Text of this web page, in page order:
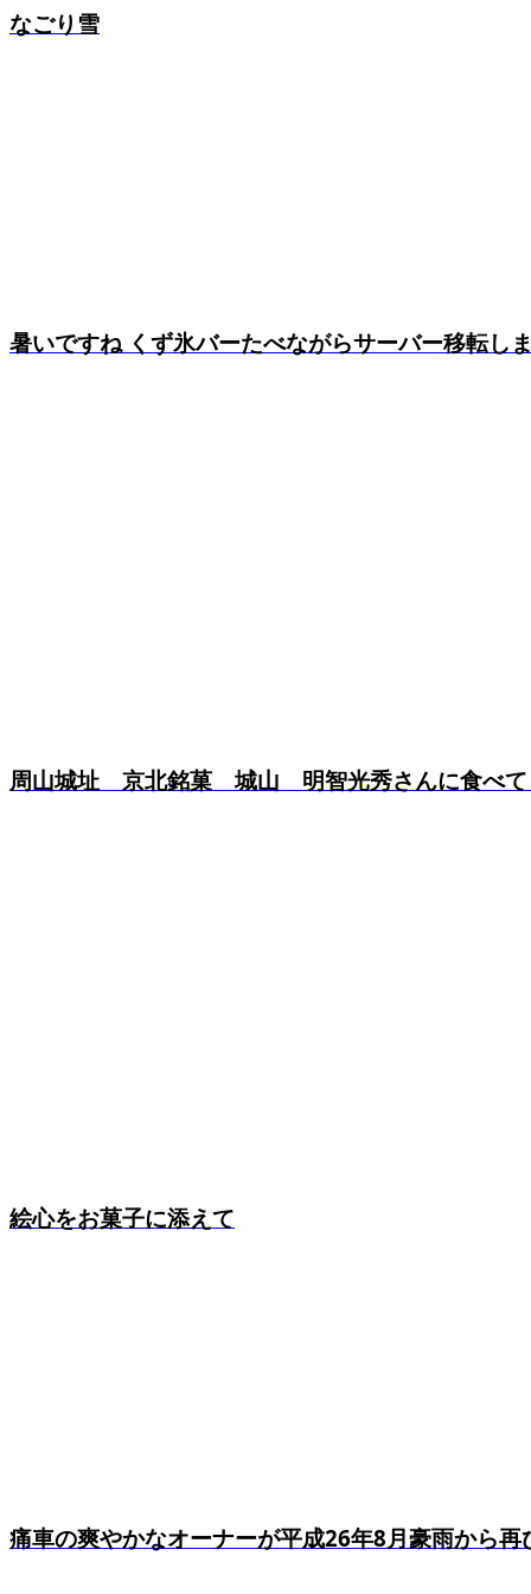
なごり雪
暑いですね くず氷バーたべながらサーバー移転し
周山城址 京北銘菓 城山 明智光秀さんに食べて
絵心をお菓子に添えて
痛車の爽やかなオーナーが平成26年8月豪雨から再